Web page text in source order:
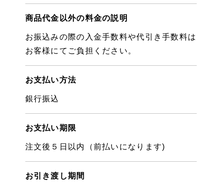
商品代金以外の料金の説明
お振込みの際の入金手数料や代引き手数料は
お客様にてご負担ください。
お支払い方法
銀行振込
お支払い期限
注文後５日以内（前払いになります)
お引き渡し期間